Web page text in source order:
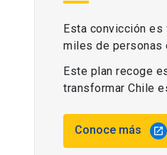
Esta convicción
miles de personas
Este plan recoge
transformar Chile
Conoce más launch